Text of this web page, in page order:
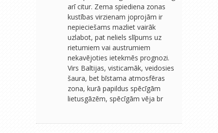
arī citur. Zema spiediena zonas
kustības virzienam joprojām ir
nepieciešams mazliet vairāk
uzlabot, pat neliels slīpums uz
rietumiem vai austrumiem
nekavējoties ietekmēs prognozi.
Virs Baltijas, visticamāk, veidosies
šaura, bet bīstama atmosfēras
zona, kurā papildus spēcīgām
lietusgāzēm, spēcīgām vēja br